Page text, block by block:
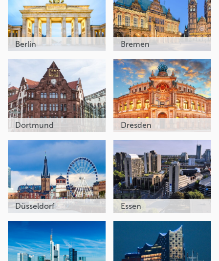
Berlin Bremen
Dortmund Dresden
Düsseldorf Essen